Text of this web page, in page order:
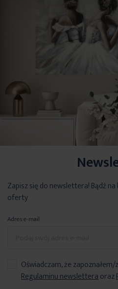
Zapisz się do newslettera! Bądź
oferty
Adres e-mail
Oświadczam, że
Regulaminu newsletteraoraz